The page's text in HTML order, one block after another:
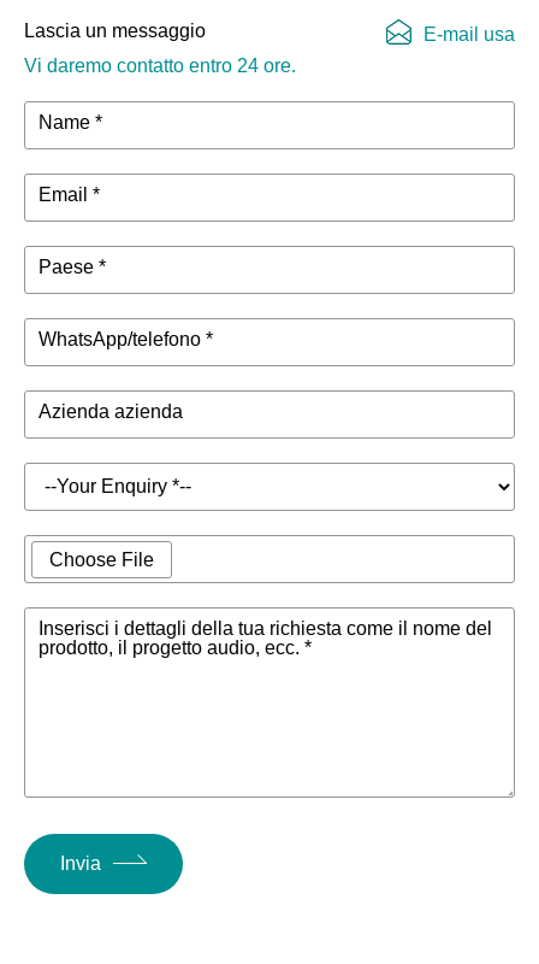
Lascia un messaggio
Vi daremo contatto entro 24 ore.
E-mail usa
Name *
Email *
Paese *
WhatsApp/telefono *
Azienda azienda
Choose File
Inserisci i dettagli della tua richiesta come il nome del
prodotto, il progetto audio, ecc. *
Invia